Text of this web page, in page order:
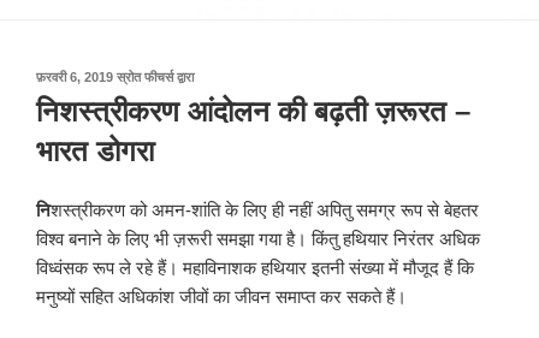
फ़रवरी 6, 2019 पर
प्रकाशित
किया
गया
स्रोत फीचर्सद्वारा
निशस्त्रीकरण आंदोलन की बढ़ती ज़रूरत –
भारत डोगरा
निशस्त्रीकरण को अमन-शांति के लिए ही नहीं अपितु समग्र रूप से बेहतर
विश्व बनाने के लिए भी ज़रूरी समझा गया है। किंतु हथियार निरंतर अधिक
विध्वंसक रूप ले रहे हैं। महाविनाशक हथियार इतनी संख्या में मौजूद हैं कि
मनुष्यों सहित अधिकांश जीवों का जीवन समाप्त कर सकते हैं।